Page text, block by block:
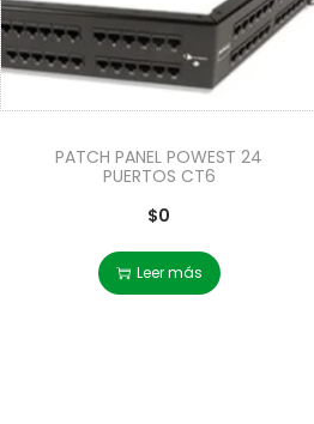
PATCH PANEL POWEST 24
PUERTOS CT6
$0
Leer más